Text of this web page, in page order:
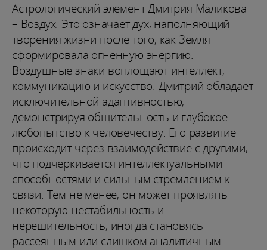
Астрологический элемент Дмитрия Маликова
– Воздух. Это означает дух, наполняющий
творения жизни после того, как Земля
сформировала огненную энергию.
Воздушные знаки воплощают интеллект,
коммуникацию и искусство. Дмитрий обладает
исключительной адаптивностью,
демонстрируя общительность и глубокое
любопытство к человечеству. Его развитие
происходит через взаимодействие с другими,
что подчеркивается интеллектуальными
способностями и сильным стремлением к
связи. Тем не менее, он может проявлять
некоторую нестабильность и
нерешительность, иногда становясь
рассеянным или слишком аналитичным.